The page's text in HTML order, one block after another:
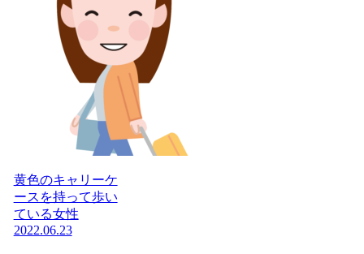
黄色のキャリーケ
ースを持って歩い
ている女性
2022.06.23